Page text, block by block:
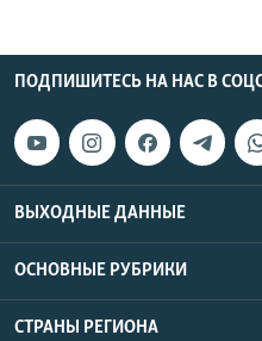
ПОДПИШИТЕСЬ НА НАС В
ВЫХОДНЫЕ ДАННЫЕ
ОСНОВНЫЕ РУБРИКИ
СТРАНЫ РЕГИОНА